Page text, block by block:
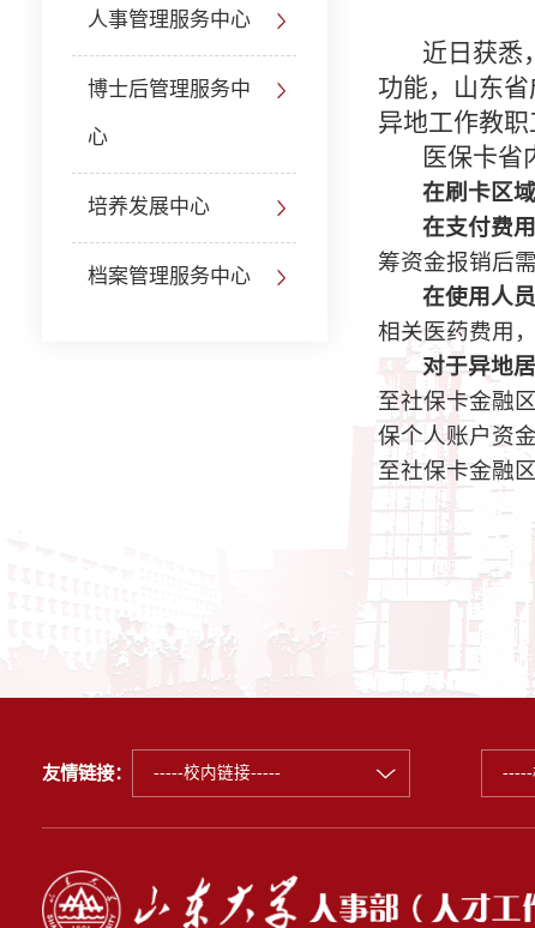
人事管理服务中心
博士后管理服务中
心
培养发展中心
档案管理服务中心
近日获悉
功能，山东
异地工作教职
医保卡省
在刷卡区
在支付费
筹资金报销后
在使用人
相关医药费用
对于异地
至社保卡金融
保个人账户资
至社保卡金融
友情链接： -----校内链接----- -----